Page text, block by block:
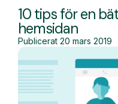
10 tips för en
hemsidan
Publicerat 20 mars 2019